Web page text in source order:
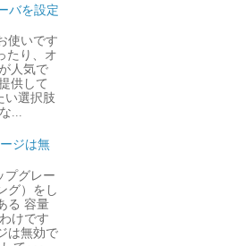
バを設定
使いです
たり、オ
人気で
供して
い選択肢
...
ジは無
プグレー
グ）をし
る 容量
けです
は無効で